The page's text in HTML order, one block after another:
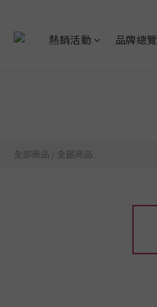
熱銷活動 品牌總覽
全部商品 / 全館商品